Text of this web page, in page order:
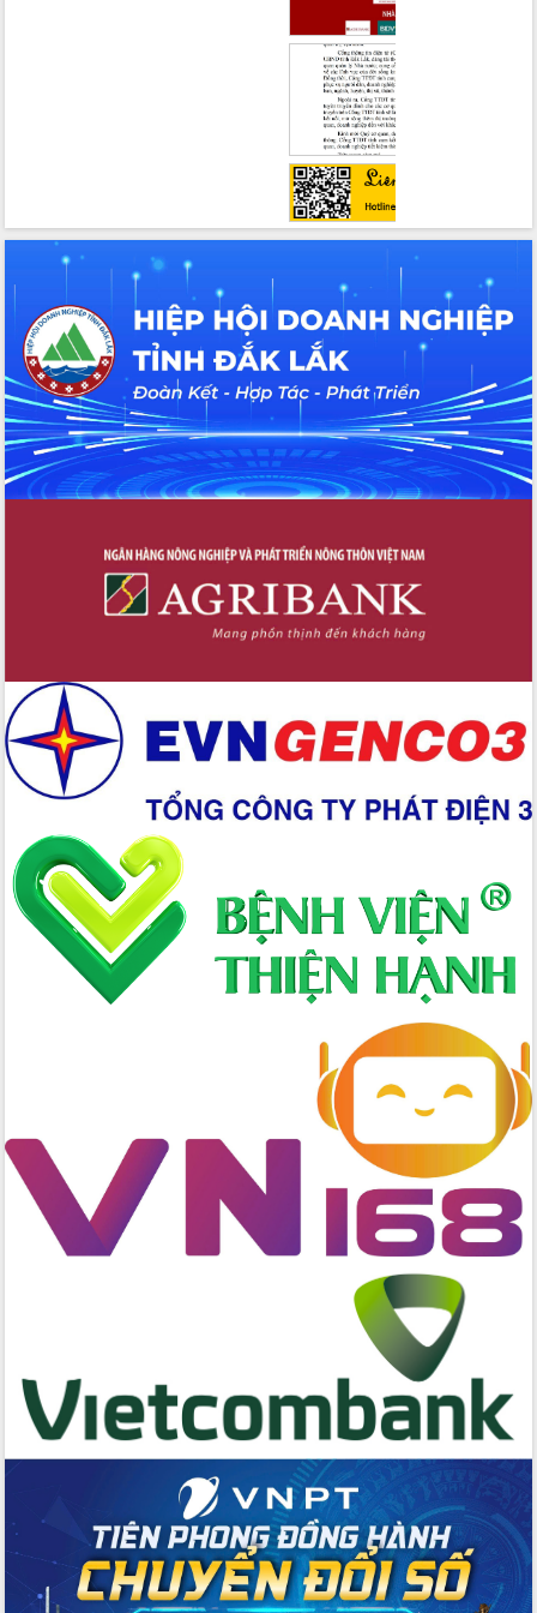
Tháo gỡ những vướng mắc, đẩy mạnh
công tác cải cách thủ tục hành chính
tại Trung tâm Phục vụ hành chính
công tỉnh
Đắk Lắk: Tôn vinh 46 giải pháp tại Hội
thi Sáng tạo Kỹ thuật 2024 - 2025
Đắk Lắk rà soát, điều chỉnh Đề án 190
về phát triển nuôi trồng thủy sản
Phó Chủ tịch UBND tỉnh Đắk Lắk
Trương Công Thái kiểm tra thực địa
Dự án cao tốc Khánh Hòa - Buôn Ma
Định vị cà phê Việt Nam như một “di
sản sống” trong dòng chảy toàn cầu
Xây dựng nông thôn mới: Nâng cao đời
sống người dân từ những mô hình thiết
Quyết liệt tháo gỡ vướng mắc, đẩy
nhanh tiến độ các dự án trọng điểm
trong Khu kinh tế Nam Phú Yên
Hòn Yến phát triển du lịch gắn với bảo
tồn biển
Lấy ý kiến điều chỉnh Quy hoạch tỉnh
Đắk Lắk thời kỳ 2021-2030, tầm nhìn
đến năm 2050
Phát động chiến dịch 30 ngày đêm
giải phóng mặt bằng Tuyến đường bộ
ven biển
Đắk Lắk nỗ lực thúc đẩy tăng trưởng
kinh tế từ 10% trở lên trong Quý
Thứ trưởng Bộ Y tế làm việc với tỉnh
Đắk Lắk về phát triển nhân lực y tế
cho trạm y tế cấp xã
Du lịch Đắk Lắk nâng tầm trải nghiệm
du khách thông qua Hệ thống cơ sở dữ
trao đổi thông tin trước Kỳ họp thứ
nhất, Quốc hội khóa XVI
Quyết liệt cải cách hành chính, khơi
thông nguồn lực phát triển
Nâng cao hiệu lực, hiệu quả HĐND
tỉnh thông qua hiện đại hóa hành chính
Xã Ea Phê gắn cải cách hành chính với
chuyển đổi số
Phó Chủ tịch Thường trực UBND tỉnh